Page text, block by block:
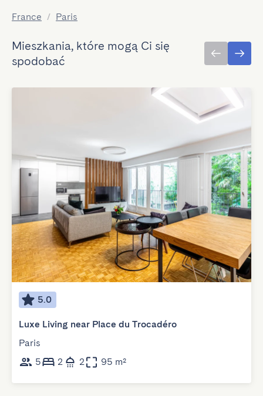
France / Paris
Mieszkania, które mogą Ci się
spodobać
5.0
Luxe Living near Place du Trocadéro
Paris
5
2 2 95 m²